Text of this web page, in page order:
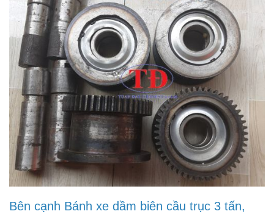
Bên cạnh Bánh xe dầm biên cầu trục 3 tấn,